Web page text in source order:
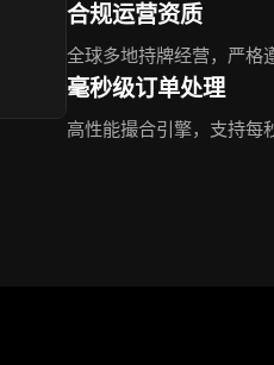
合规运营资质
全球多地持牌经营，严格
毫秒级订单处理
高性能撮合引擎，支持每